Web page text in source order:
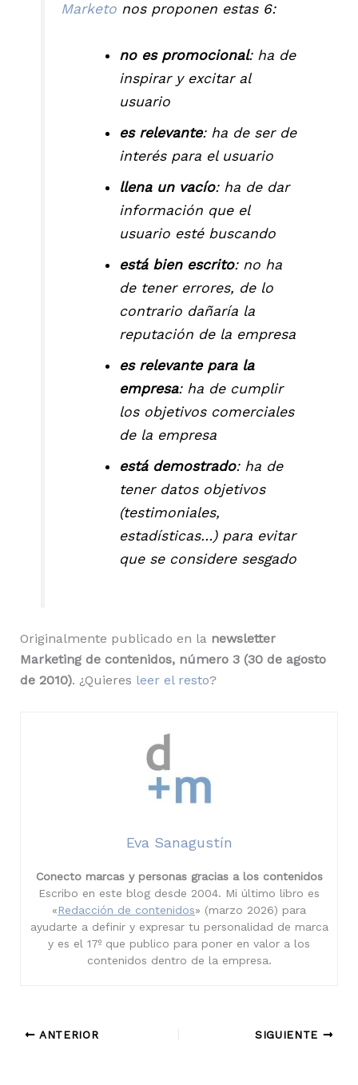
Marketo nos proponen estas 6:
no es promocional: ha de
inspirar y excitar al
usuario
es relevante: ha de ser de
interés para el usuario
llena un vacío: ha de dar
información que el
usuario esté buscando
está bien escrito: no ha
de tener errores, de lo
contrario dañaría la
reputación de la empresa
es relevante para la
empresa: ha de cumplir
los objetivos comerciales
de la empresa
está demostrado: ha de
tener datos objetivos
(testimoniales,
estadísticas…) para evitar
que se considere sesgado
Originalmente publicado en la newsletter
Marketing de contenidos, número 3 (30 de agosto
de 2010). ¿Quieres leer el resto?
Eva Sanagustín
Conecto marcas y personas gracias a los contenidos
Escribo en este blog desde 2004. Mi último libro es
«Redacción de contenidos» (marzo 2026) para
ayudarte a definir y expresar tu personalidad de marca
y es el 17º que publico para poner en valor a los
contenidos dentro de la empresa.
ANTERIOR SIGUIENTE